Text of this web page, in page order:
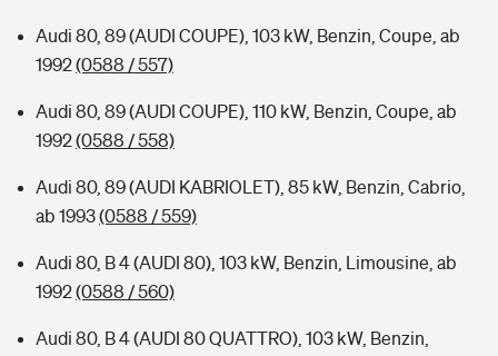
Audi 80, 89 (AUDI COUPE), 103 kW, Benzin, Coupe, ab
1992(0588 / 557)
Audi 80, 89 (AUDI COUPE), 110 kW, Benzin, Coupe, ab
1992(0588 / 558)
Audi 80, 89 (AUDI KABRIOLET), 85 kW, Benzin, Cabrio,
ab 1993(0588 / 559)
Audi 80, B 4 (AUDI 80), 103 kW, Benzin, Limousine, ab
1992(0588 / 560)
Audi 80, B 4 (AUDI 80 QUATTRO), 103 kW, Benzin,